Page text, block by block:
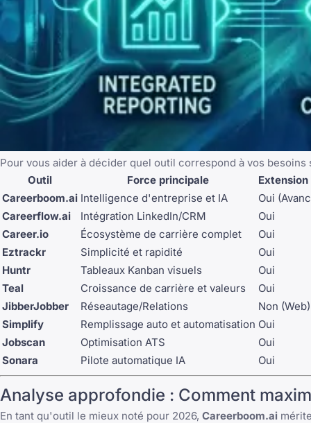
Pour vous aider à décider quel outil correspond à vos
Outil
Force principale
Extension
Careerboom.ai Intelligence d'entreprise et IA
Oui
Careerflow.ai
Intégration LinkedIn/CRM
Oui
Career.io
Écosystème de carrière complet
Oui
Eztrackr
Simplicité et rapidité
Oui
Huntr
Tableaux Kanban visuels
Oui
Teal
Croissance de carrière et valeurs
Oui
JibberJobber
Réseautage/Relations
Non (Web)
Simplify
Remplissage auto et automatisation Oui
Jobscan
Optimisation ATS
Oui
Sonara
Pilote automatique IA Oui
Analyse approfondie : Comment
En tant qu'outil le mieux noté pour 2026, Careerboom.ai